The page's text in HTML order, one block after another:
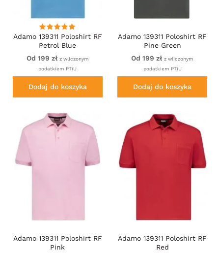
Adamo 139311 Poloshirt RF
Petrol Blue
Od 199 zł z wliczonym
podatkiem PTiU
Dodaj do koszyka
Adamo 139311 Poloshirt RF
Pine Green
Od 199 zł z wliczonym
podatkiem PTiU
Dodaj do koszyka
Adamo 139311 Poloshirt RF
Pink
Adamo 139311 Poloshirt RF
Red